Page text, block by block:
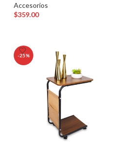
Accesorios
$359.00
-25%